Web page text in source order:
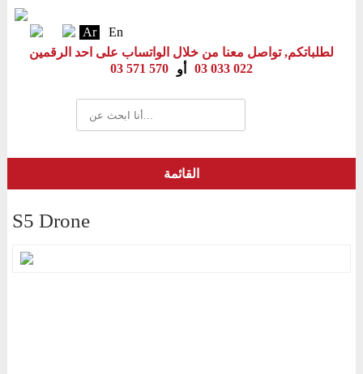
لطلباتكم, تواصل معنا من خلال الواتساب على احد الرقمين
03 571 570
أو 03 033 022
Ar En
القائمة
S5 Drone